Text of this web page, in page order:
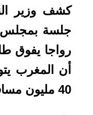
كشف وزير
جلسة بمجلس
رواجا يفوق
40 مليون مسافر سنويا.